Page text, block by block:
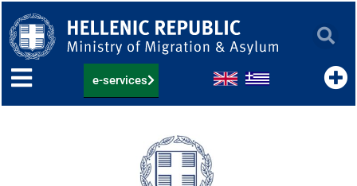
to
content
e-services